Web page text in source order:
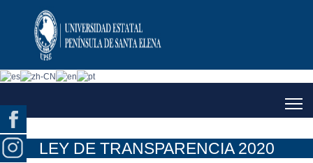
LEY DE TRANSPARENCIA 2020